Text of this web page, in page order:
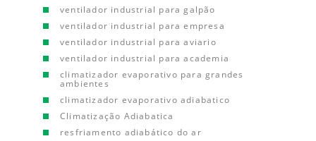
ventilador industrial para galpão
ventilador industrial para empresa
ventilador industrial para aviario
ventilador industrial para academia
climatizador evaporativo para grandes
ambientes
climatizador evaporativo adiabatico
Climatização Adiabatica
resfriamento adiabático do ar